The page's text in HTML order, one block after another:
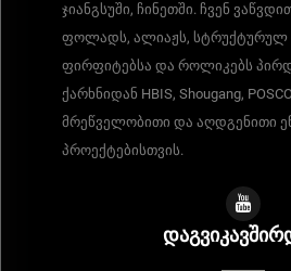
ჯიანგსუში, ჩინეთში. ჩვენ
ფოლადს, ალიაჟს,
ფირფიტებსა და როლიკებს
ქარხნიდან HBIS, Shougang,
მრეწველობითი და აღდგენითი
პროექტებისთვის.